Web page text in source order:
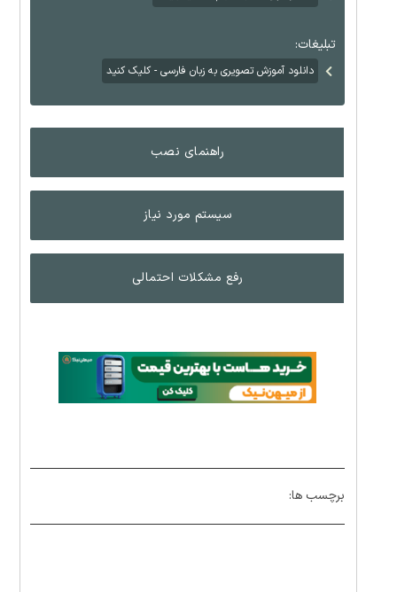
تبلیغات:
دانلود آموزش تصویری به زبان فارسی - کلیک کنید
راهنمای نصب
سیستم مورد نیاز
رفع مشکلات احتمالی
برچسب ها: